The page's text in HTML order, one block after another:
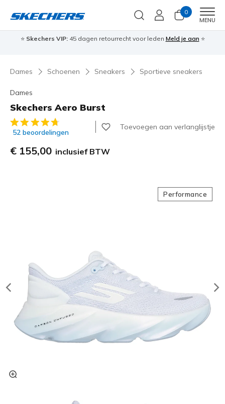
0
MENU
⭐ Skechers VIP:45 dagen retourrecht voor leden Meld je aan ⭐
Dames Schoenen Sneakers Sportieve sneakers
Dames
Skechers Aero Burst
5 van de 5 klantbeoordelingen
52 beoordelingen
Toevoegen aan verlanglijstje
€ 155,00 inclusief BTW
Performance